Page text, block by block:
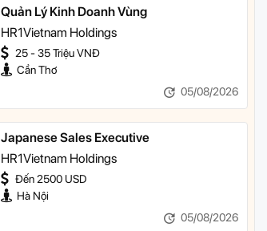
Quản Lý Kinh Doanh Vùng
HR1Vietnam Holdings
25 - 35 Triệu VNĐ
Cần Thơ
05/08/2026
Japanese Sales Executive
HR1Vietnam Holdings
Đến 2500 USD
Hà Nội
05/08/2026